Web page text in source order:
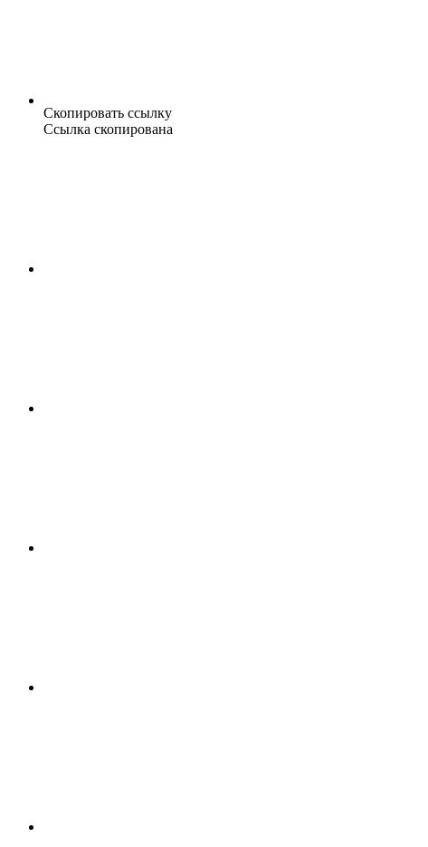
Скопировать ссылку
Ссылка скопирована